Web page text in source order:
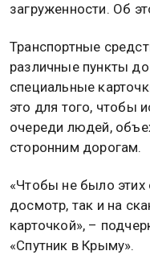
загруженности. Об
Транспортные
различные пункты
специальные
это для того, чтобы
очереди людей,
сторонним дорогам.
«Чтобы не было этих
досмотр, так и на
карточкой», –
«Спутник в Крыму».